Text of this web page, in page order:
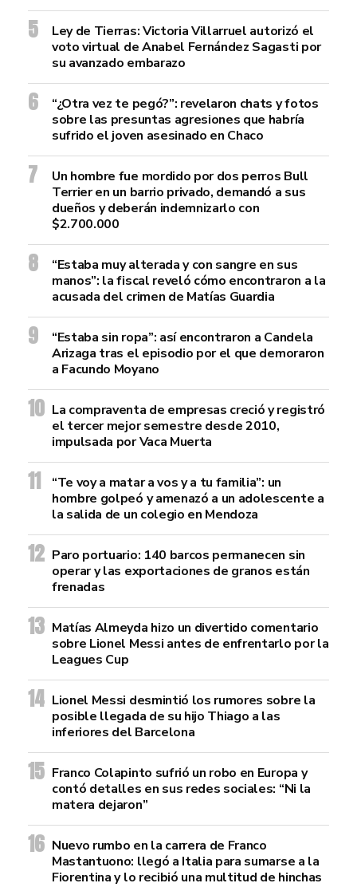
Ley de Tierras: Victoria Villarruel autorizó el
voto virtual de Anabel Fernández Sagasti por
su avanzado embarazo
“¿Otra vez te pegó?”: revelaron chats y fotos
sobre las presuntas agresiones que habría
sufrido el joven asesinado en Chaco
Un hombre fue mordido por dos perros Bull
Terrier en un barrio privado, demandó a sus
dueños y deberán indemnizarlo con
$2.700.000
“Estaba muy alterada y con sangre en sus
manos”: la fiscal reveló cómo encontraron a la
acusada del crimen de Matías Guardia
“Estaba sin ropa”: así encontraron a Candela
Arizaga tras el episodio por el que demoraron
a Facundo Moyano
La compraventa de empresas creció y registró
el tercer mejor semestre desde 2010,
impulsada por Vaca Muerta
“Te voy a matar a vos y a tu familia”: un
hombre golpeó y amenazó a un adolescente a
la salida de un colegio en Mendoza
Paro portuario: 140 barcos permanecen sin
operar y las exportaciones de granos están
frenadas
Matías Almeyda hizo un divertido comentario
sobre Lionel Messi antes de enfrentarlo por la
Leagues Cup
Lionel Messi desmintió los rumores sobre la
posible llegada de su hijo Thiago a las
inferiores del Barcelona
Franco Colapinto sufrió un robo en Europa y
contó detalles en sus redes sociales: “Ni la
matera dejaron”
Nuevo rumbo en la carrera de Franco
Mastantuono: llegó a Italia para sumarse a la
Fiorentina y lo recibió una multitud de hinchas